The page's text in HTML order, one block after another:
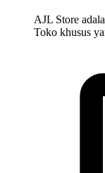
AJL Store
Toko khusus